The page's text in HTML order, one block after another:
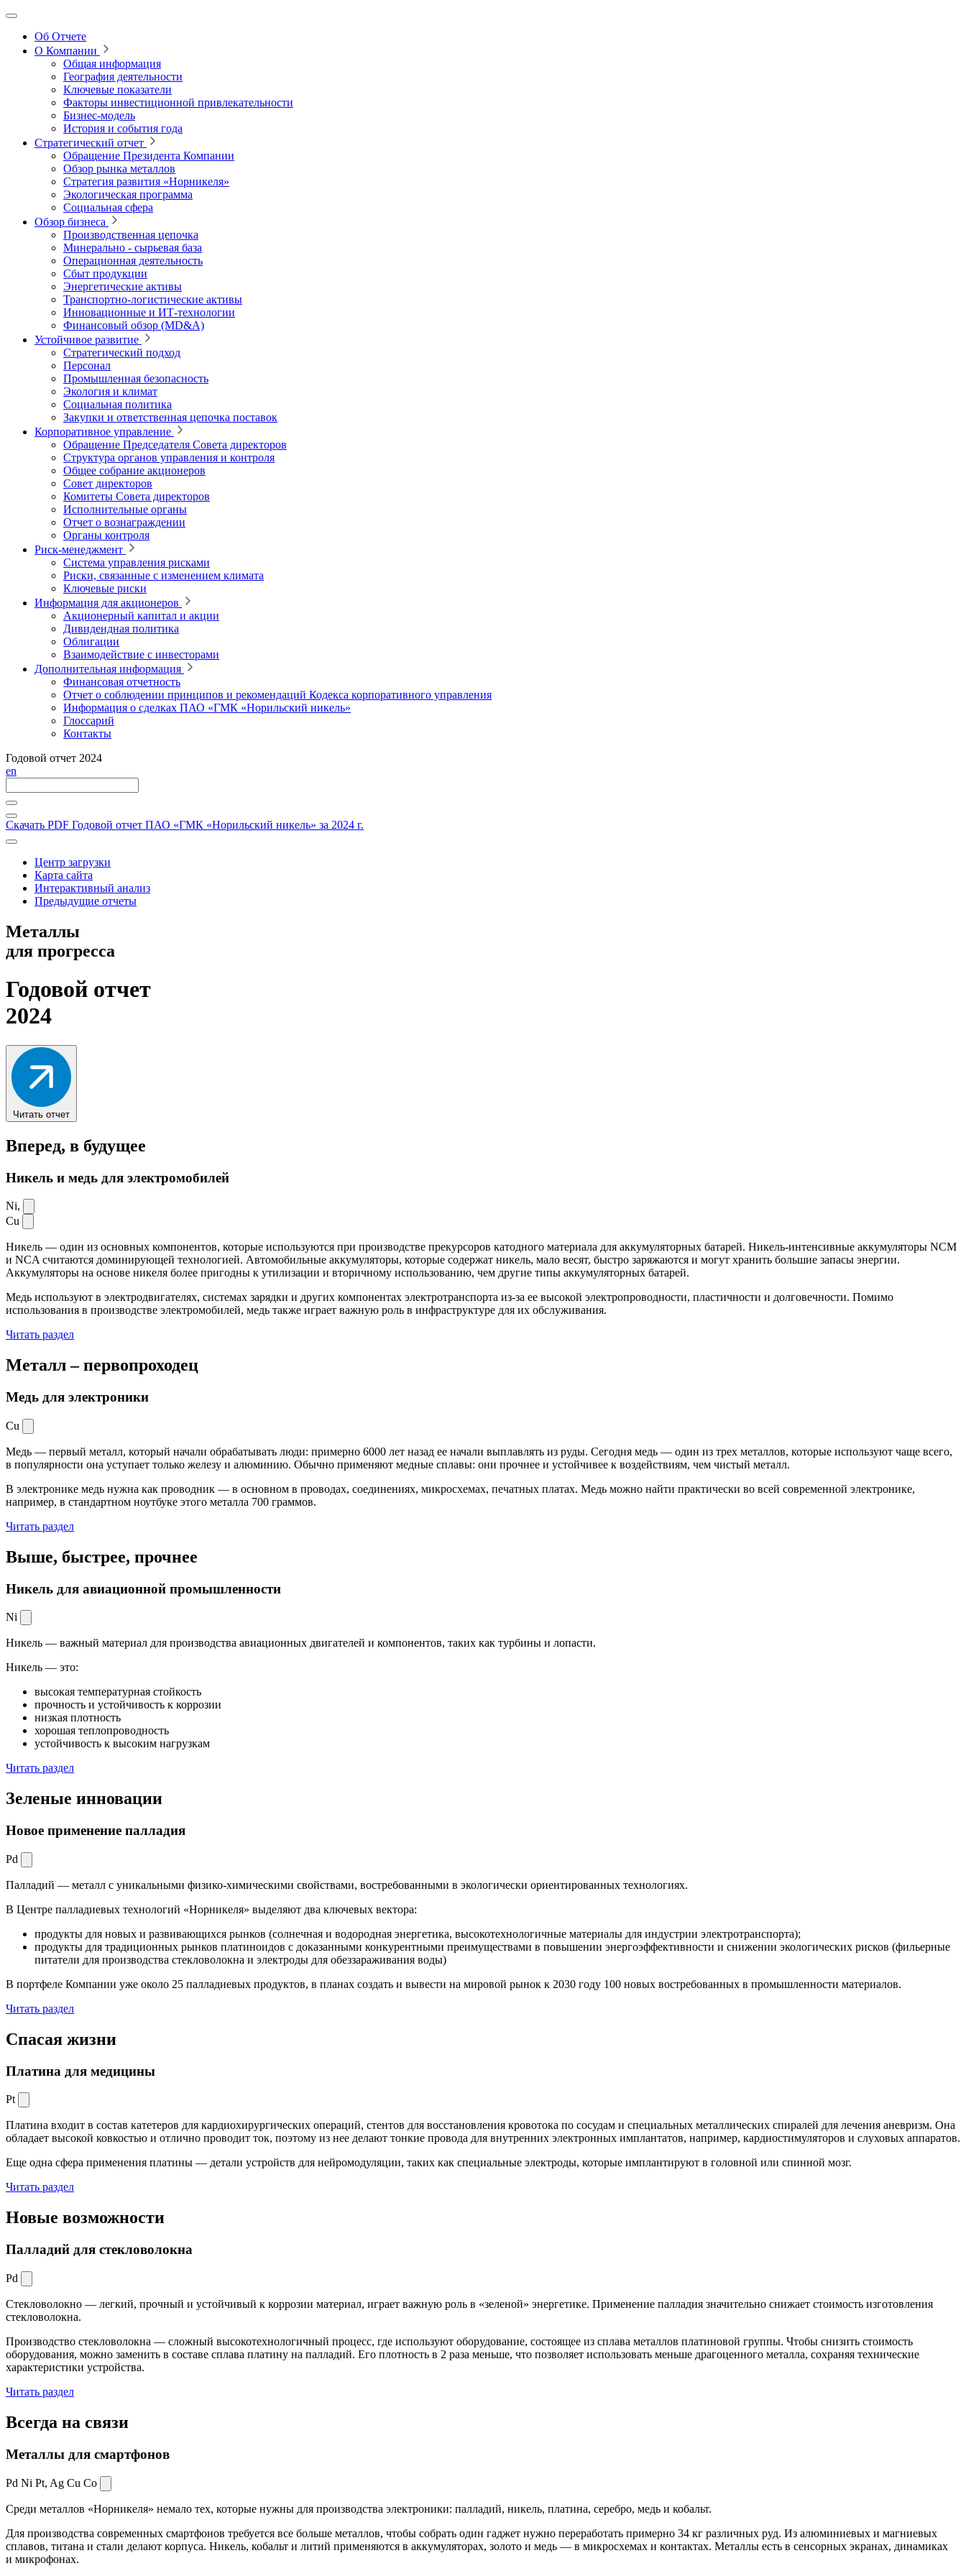
Об Отчете
О Компании
Общая информация
География деятельности
Ключевые показатели
Факторы инвестиционной привлекательности
Бизнес-модель
История и события года
Стратегический отчет
Обращение Президента Компании
Обзор рынка металлов
Стратегия развития «Норникеля»
Экологическая программа
Социальная сфера
Обзор бизнеса
Производственная цепочка
Минерально ‑ сырьевая база
Операционная деятельность
Сбыт продукции
Энергетические активы
Транспортно-логистические активы
Инновационные и ИТ‑технологии
Финансовый обзор (MD&A)
Устойчивое развитие
Стратегический подход
Персонал
Промышленная безопасность
Экология и климат
Социальная политика
Закупки и ответственная цепочка поставок
Корпоративное управление
Обращение Председателя Совета директоров
Структура органов управления и контроля
Общее собрание акционеров
Совет директоров
Комитеты Совета директоров
Исполнительные органы
Отчет о вознаграждении
Органы контроля
Риск-менеджмент
Система управления рисками
Риски, связанные с изменением климата
Ключевые риски
Информация для акционеров
Акционерный капитал и акции
Дивидендная политика
Облигации
Взаимодействие с инвесторами
Дополнительная информация
Финансовая отчетность
Отчет о соблюдении принципов и рекомендаций Кодекса корпоративного управления
Информация о сделках ПАО «ГМК «Норильский никель»
Глоссарий
Контакты
Годовой отчет 2024
en
Скачать PDF Годовой отчет ПАО «ГМК «Норильский никель» за 2024 г.
Центр загрузки
Карта сайта
Интерактивный анализ
Предыдущие отчеты
Металлы
для прогресса
Годовой отчет
2024
Читать отчет
Вперед, в будущее
Никель и медь для электромобилей
Ni,
Cu
Никель — один из основных компонентов, которые используются при производстве прекурсоров катодного материала для аккумуляторных батарей. Никель-интенсивные аккумуляторы NCM
и NCA считаются доминирующей технологией. Автомобильные аккумуляторы, которые содержат никель, мало весят, быстро заряжаются и могут хранить большие запасы энергии.
Аккумуляторы на основе никеля более пригодны к утилизации и вторичному использованию, чем другие типы аккумуляторных батарей.
Медь используют в электродвигателях, системах зарядки и других компонентах электротранспорта из-за ее высокой электропроводности, пластичности и долговечности. Помимо
использования в производстве электромобилей, медь также играет важную роль в инфраструктуре для их обслуживания.
Читать раздел
Металл –первопроходец
Медь для электроники
Cu
Медь — первый металл, который начали обрабатывать люди: примерно 6000 лет назад ее начали выплавлять из руды. Сегодня медь — один из трех металлов, которые используют чаще всего,
в популярности она уступает только железу и алюминию. Обычно применяют медные сплавы: они прочнее и устойчивее к воздействиям, чем чистый металл.
В электронике медь нужна как проводник — в основном в проводах, соединениях, микросхемах, печатных платах. Медь можно найти практически во всей современной электронике,
например, в стандартном ноутбуке этого металла 700 граммов.
Читать раздел
Выше, быстрее, прочнее
Никель для авиационной промышленности
Ni
Никель — важный материал для производства авиационных двигателей и компонентов, таких как турбины и лопасти.
Никель — это:
высокая температурная стойкость
прочность и устойчивость к коррозии
низкая плотность
хорошая теплопроводность
устойчивость к высоким нагрузкам
Читать раздел
Зеленые инновации
Новое применение палладия
Pd
Палладий — металл с уникальными физико-химическими свойствами, востребованными в экологически ориентированных технологиях.
В Центре палладиевых технологий «Норникеля» выделяют два ключевых вектора:
продукты для новых и развивающихся рынков (солнечная и водородная энергетика, высокотехнологичные материалы для индустрии электротранспорта);
продукты для традиционных рынков платиноидов с доказанными конкурентными преимуществами в повышении энергоэффективности и снижении экологических рисков (фильерные
питатели для производства стекловолокна и электроды для обеззараживания воды)
В портфеле Компании уже около 25 палладиевых продуктов, в планах создать и вывести на мировой рынок к 2030 году 100 новых востребованных в промышленности материалов.
Читать раздел
Спасая жизни
Платина для медицины
Pt
Платина входит в состав катетеров для кардиохирургических операций, стентов для восстановления кровотока по сосудам и специальных металлических спиралей для лечения аневризм. Она
обладает высокой ковкостью и отлично проводит ток, поэтому из нее делают тонкие провода для внутренних электронных имплантатов, например, кардиостимуляторов и слуховых аппаратов.
Еще одна сфера применения платины — детали устройств для нейромодуляции, таких как специальные электроды, которые имплантируют в головной или спинной мозг.
Читать раздел
Новые возможности
Палладий для стекловолокна
Pd
Стекловолокно — легкий, прочный и устойчивый к коррозии материал, играет важную роль в «зеленой» энергетике. Применение палладия значительно снижает стоимость изготовления
стекловолокна.
Производство стекловолокна — сложный высокотехнологичный процесс, где используют оборудование, состоящее из сплава металлов платиновой группы. Чтобы снизить стоимость
оборудования, можно заменить в составе сплава платину на палладий. Его плотность в 2 раза меньше, что позволяет использовать меньше драгоценного металла, сохраняя технические
характеристики устройства.
Читать раздел
Всегда на связи
Металлы для смартфонов
Pd Ni Pt, Ag Cu Co
Среди металлов «Норникеля» немало тех, которые нужны для производства электроники: палладий, никель, платина, серебро, медь и кобальт.
Для производства современных смартфонов требуется все больше металлов, чтобы собрать один гаджет нужно переработать примерно 34 кг различных руд. Из алюминиевых и магниевых
сплавов, титана и стали делают корпуса. Никель, кобальт и литий применяются в аккумуляторах, золото и медь — в микросхемах и контактах. Металлы есть в сенсорных экранах, динамиках
и микрофонах.